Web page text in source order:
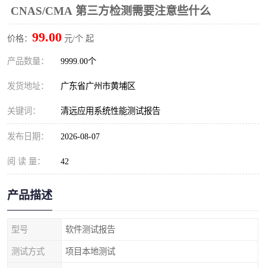
CNAS/CMA 第三方检测需要注意些什么
价格： 99.00 元/个 起
产品数量： 9999.00个
发货地址： 广东省广州市黄埔区
关键词： 清远应用系统性能测试报告
发布日期： 2026-08-07
阅 读 量： 42
产品描述
型号 软件测试报告
测试方式 项目本地测试